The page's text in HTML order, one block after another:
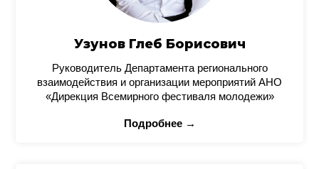
Узунов Глеб Борисович
Руководитель Департамента регионального
взаимодействия и организации мероприятий АНО
«Дирекция Всемирного фестиваля молодежи»
Подробнее →